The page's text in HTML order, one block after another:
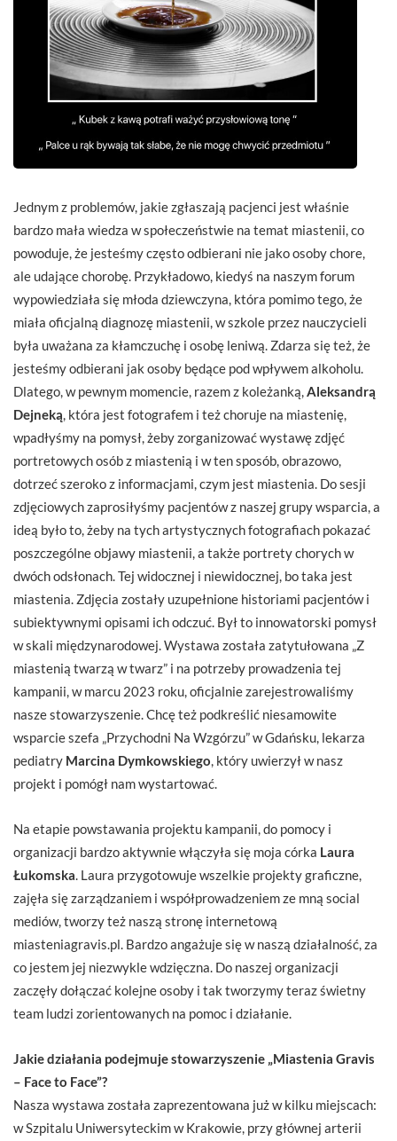
Jednym z problemów, jakie zgłaszają pacjenci jest właśnie
bardzo mała wiedza w społeczeństwie na temat miastenii, co
powoduje, że jesteśmy często odbierani nie jako osoby chore,
ale udające chorobę. Przykładowo, kiedyś na naszym forum
wypowiedziała się młoda dziewczyna, która pomimo tego, że
miała oficjalną diagnozę miastenii, w szkole przez nauczycieli
była uważana za kłamczuchę i osobę leniwą. Zdarza się też, że
jesteśmy odbierani jak osoby będące pod wpływem alkoholu.
Dlatego, w pewnym momencie, razem z koleżanką, Aleksandrą
Dejneką , która jest fotografem i też choruje na miastenię,
wpadłyśmy na pomysł, żeby zorganizować wystawę zdjęć
portretowych osób z miastenią i w ten sposób, obrazowo,
dotrzeć szeroko z informacjami, czym jest miastenia. Do sesji
zdjęciowych zaprosiłyśmy pacjentów z naszej grupy wsparcia, a
ideą było to, żeby na tych artystycznych fotografiach pokazać
poszczególne objawy miastenii, a także portrety chorych w
dwóch odsłonach. Tej widocznej i niewidocznej, bo taka jest
miastenia. Zdjęcia zostały uzupełnione historiami pacjentów i
subiektywnymi opisami ich odczuć. Był to innowatorski pomysł
w skali międzynarodowej. Wystawa została zatytułowana „Z
miastenią twarzą w twarz” i na potrzeby prowadzenia tej
kampanii, w marcu 2023 roku, oficjalnie zarejestrowaliśmy
nasze stowarzyszenie. Chcę też podkreślić niesamowite
wsparcie szefa „Przychodni Na Wzgórzu” w Gdańsku, lekarza
pediatry Marcina Dymkowskiego , który uwierzył w nasz
projekt i pomógł nam wystartować.
Na etapie powstawania projektu kampanii, do pomocy i
organizacji bardzo aktywnie włączyła się moja córka Laura
Łukomska . Laura przygotowuje wszelkie projekty graficzne,
zajęła się zarządzaniem i współprowadzeniem ze mną social
mediów, tworzy też naszą stronę internetową
miasteniagravis.pl. Bardzo angażuje się w naszą działalność, za
co jestem jej niezwykle wdzięczna. Do naszej organizacji
zaczęły dołączać kolejne osoby i tak tworzymy teraz świetny
team ludzi zorientowanych na pomoc i działanie.
Jakie działania podejmuje stowarzyszenie „Miastenia Gravis
– Face to Face”?
Nasza wystawa została zaprezentowana już w kilku miejscach:
w Szpitalu Uniwersyteckim w Krakowie, przy głównej arterii